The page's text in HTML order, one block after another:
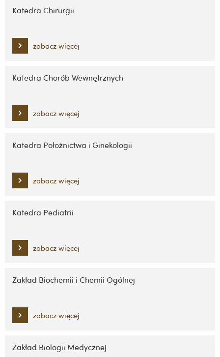
Katedra Chirurgii
zobacz więcej
Katedra Chorób Wewnętrznych
zobacz więcej
Katedra Położnictwa i Ginekologii
zobacz więcej
Katedra Pediatrii
zobacz więcej
Zakład Biochemii i Chemii Ogólnej
zobacz więcej
Zakład Biologii Medycznej